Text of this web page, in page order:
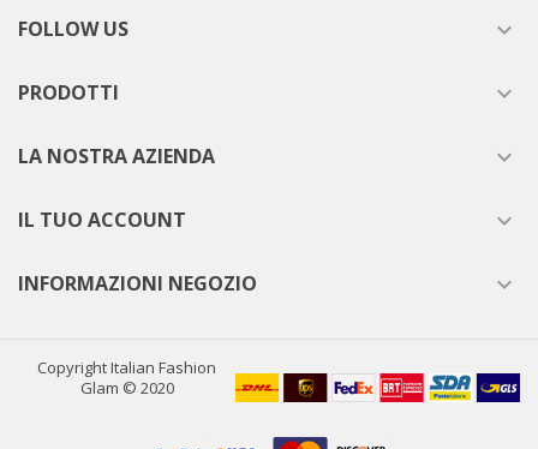
FOLLOW US 
PRODOTTI 
LA NOSTRA AZIENDA 
IL TUO ACCOUNT 
INFORMAZIONI NEGOZIO 
Copyright Italian Fashion
Glam © 2020